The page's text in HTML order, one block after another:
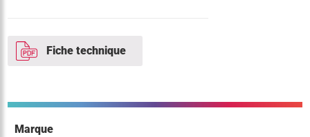
Fiche technique
Marque